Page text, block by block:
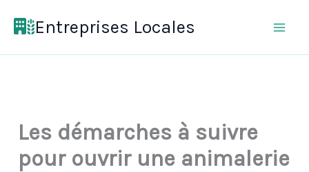
Entreprises Locales
Les démarches à suivre
pour ouvrir une animalerie